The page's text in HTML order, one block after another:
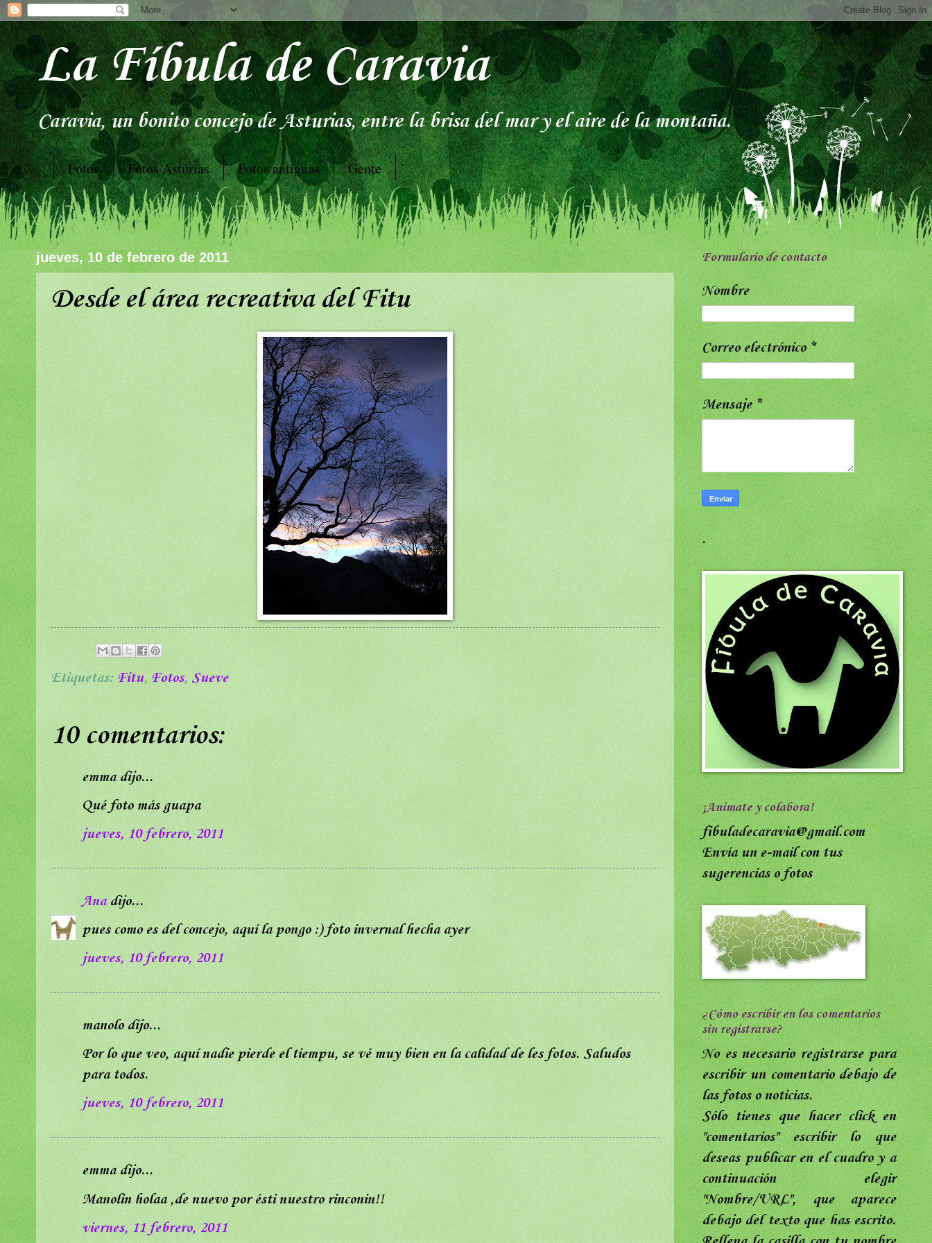
La Fíbula de Caravia
Caravia, un bonito concejo de Asturias, entre la brisa del mar y el aire de la montaña.
Fotos Fotos Asturias Fotos antiguas Gente
jueves, 10 de febrero de 2011
Desde el área recreativa del Fitu
Etiquetas: Fitu, Fotos, Sueve
10 comentarios:
emma dijo...
Qué foto más guapa
jueves, 10 febrero, 2011
Anadijo...
pues como es del concejo, aquí la pongo :) foto invernal hecha ayer
jueves, 10 febrero, 2011
manolo dijo...
Por lo que veo, aquí nadie pierde el tiempu, se vé muy bien en la calidad de les fotos. Saludos
para todos.
jueves, 10 febrero, 2011
emma dijo...
Manolin holaa ,de nuevo por ésti nuestro rinconin!!
viernes, 11 febrero, 2011
Formulario de contacto
Nombre
Correo electrónico*
Mensaje*
.
¡Animate y colabora!
fibuladecaravia@gmail.com
Envía un e-mail con tus
sugerencias o fotos
¿Cómo escribir en los comentarios
sin registrarse?
No es necesario registrarse para
escribir un comentario debajo de
las fotos o noticias.
Sólo tienes que hacer click en
"comentarios"escribir lo que
deseas publicar en el cuadro y a
continuación elegir
"Nombre/URL",que aparece
debajo del texto que has escrito.